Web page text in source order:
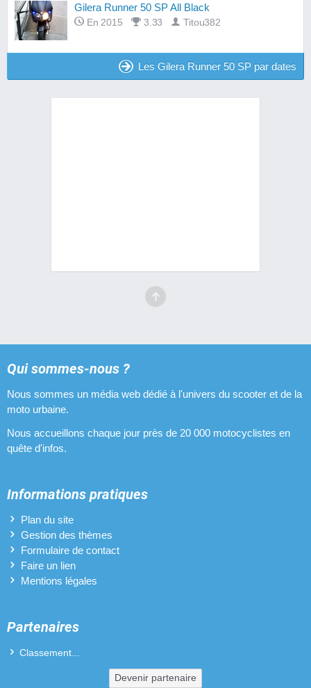
Gilera Runner 50 SP All Black
En 2015 3.33 Titou382
Les Gilera Runner 50 SP par dates
Qui sommes-nous ?
Nous sommes un média web dédié à l'univers du scooter et de la
moto urbaine.
Nous accueillons chaque jour près de 20 000 motocyclistes en
quête d'infos.
Informations pratiques
Plan du site
Gestion des thèmes
Formulaire de contact
Faire un lien
Mentions légales
Partenaires
Classement...
Devenir partenaire